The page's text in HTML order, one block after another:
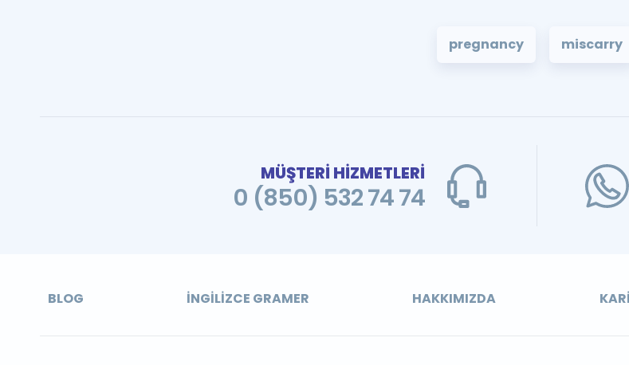
pregnancy miscarry
MÜŞTERİ HİZMETLERİ
0 (850) 532 74 74
BLOG İNGILIZCE GRAMER HAKKIMIZDA